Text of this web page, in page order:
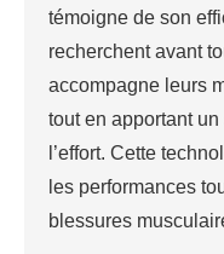
témoigne de son
recherchent avant
accompagne leurs
tout en apportant
l’effort. Cette
les performances
blessures